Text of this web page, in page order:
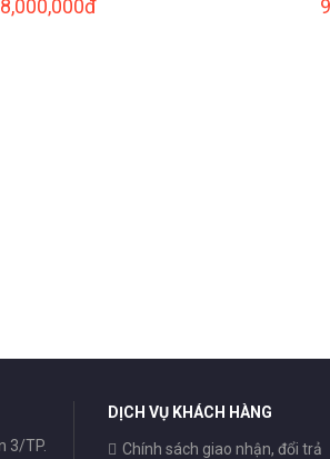
9,000,000đ
3/TP.
DỊCH VỤ KHÁCH HÀNG
Chính sách giao nhận, đổi trả